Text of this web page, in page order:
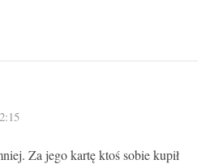
Za jego kartę ktoś sobie kupił